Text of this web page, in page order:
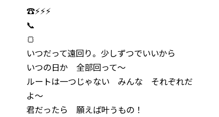
☎️⚡⚡⚡
📞
🍞
いつだって遠回り。少しずつでいいから
いつの日か 全部回って〜
ルートは一つじゃない みんな それぞれだ
よ〜
君だったら 願えば叶うもの！